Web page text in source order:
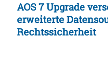
AOS 7 Upgrade
erweiterte
Rechtssicherheit